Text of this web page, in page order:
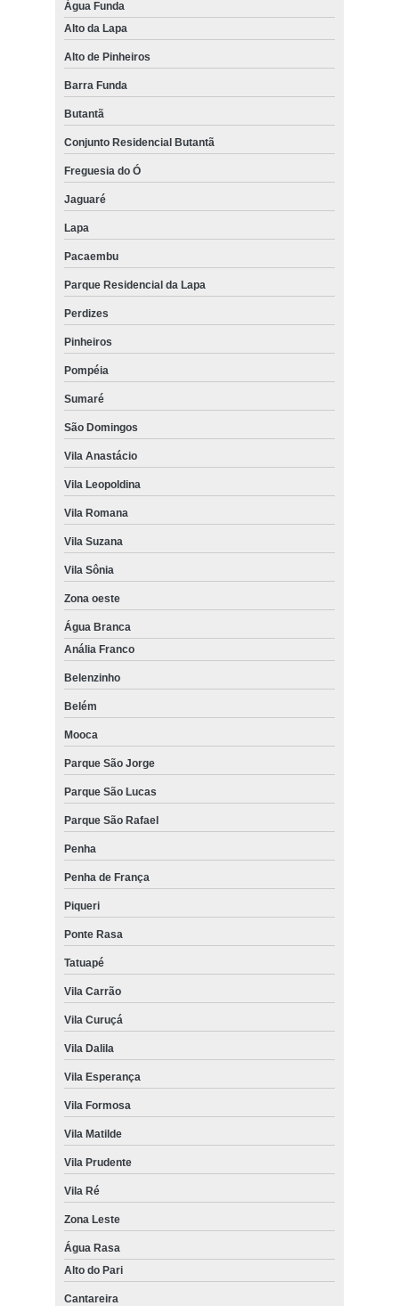
Água Funda
Alto da Lapa
Alto de Pinheiros
Barra Funda
Butantã
Conjunto Residencial Butantã
Freguesia do Ó
Jaguaré
Lapa
Pacaembu
Parque Residencial da Lapa
Perdizes
Pinheiros
Pompéia
Sumaré
São Domingos
Vila Anastácio
Vila Leopoldina
Vila Romana
Vila Suzana
Vila Sônia
Zona oeste
Água Branca
Anália Franco
Belenzinho
Belém
Mooca
Parque São Jorge
Parque São Lucas
Parque São Rafael
Penha
Penha de França
Piqueri
Ponte Rasa
Tatuapé
Vila Carrão
Vila Curuçá
Vila Dalila
Vila Esperança
Vila Formosa
Vila Matilde
Vila Prudente
Vila Ré
Zona Leste
Água Rasa
Alto do Pari
Cantareira